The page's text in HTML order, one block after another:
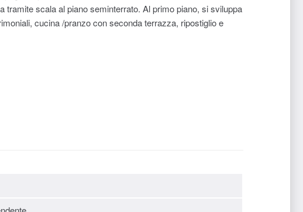
scala al piano seminterrato. Al primo piano, si sviluppa
cucina /pranzo con seconda terrazza, ripostiglio e